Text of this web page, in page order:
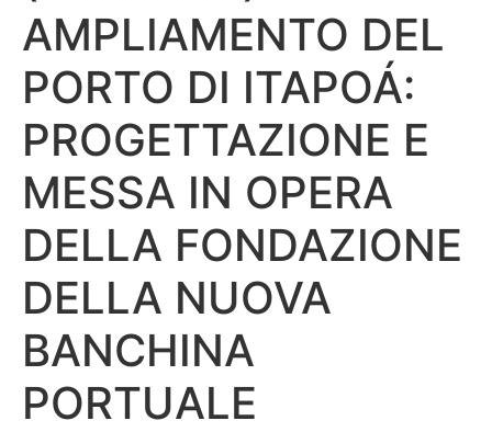
AMPLIAMENTO DEL
PORTO DI ITAPOÁ:
PROGETTAZIONE E
MESSA IN OPERA
DELLA FONDAZIONE
DELLA NUOVA
BANCHINA
PORTUALE